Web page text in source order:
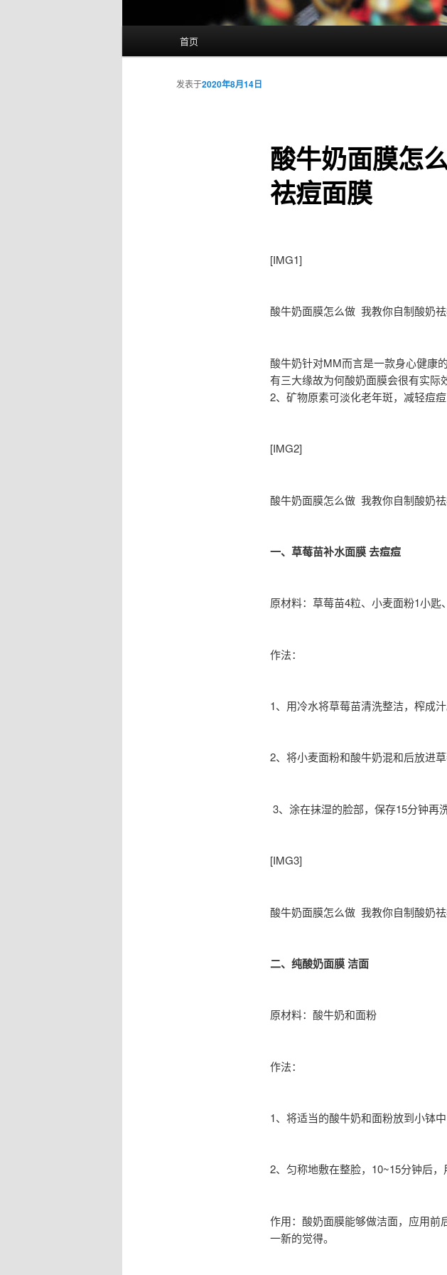
首页
酸牛奶面膜怎
祛痘面膜
发表于2020年8月14日
[IMG1]
酸牛奶面膜怎么做 我教你自制酸奶
酸牛奶针对MM而言是一款身心健康
有三大缘故为何酸奶面膜会很有实际
2、矿物原素可淡化老年斑，减轻痘
[IMG2]
酸牛奶面膜怎么做 我教你自制酸奶
一、草莓苗补水面膜 去痘痘
原材料：草莓苗4粒、小麦面粉1小
作法：
1、用冷水将草莓苗清洗整洁，榨成汁
2、将小麦面粉和酸牛奶混和后放进
3、涂在抹湿的脸部，保存15分钟再洗
[IMG3]
酸牛奶面膜怎么做 我教你自制酸奶
二、纯酸奶面膜 洁面
原材料：酸牛奶和面粉
作法：
1、将适当的酸牛奶和面粉放到小钵
2、匀称地敷在整脸，10~15分钟后，
作用：酸奶面膜能够做洁面，应用前
一新的觉得。